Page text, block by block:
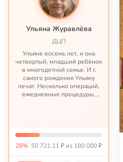
Ульяна Журавлёва
ДЦП
Ульяне восемь лет, и она
четвертый, младший ребёнок
в многодетной семье. И с
самого рождения Ульяну
лечат. Несколько операций,
ежедневные процедуры,
того момента, как Ульяне пр...
28% 50 721,11 ₽ из 180 000 ₽